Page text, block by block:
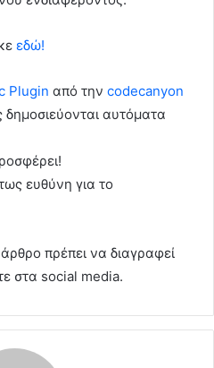
εδώ!
Plugin από την codecanyon
δημοσιεύονται αυτόματα
ευθύνη για το
πρέπει να διαγραφεί
στα social media.